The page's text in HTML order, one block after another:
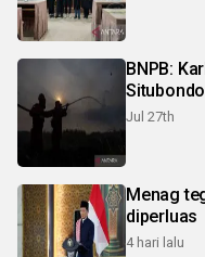
BNPB:
Jul 27th
Menag
diperluas
4 hari lalu